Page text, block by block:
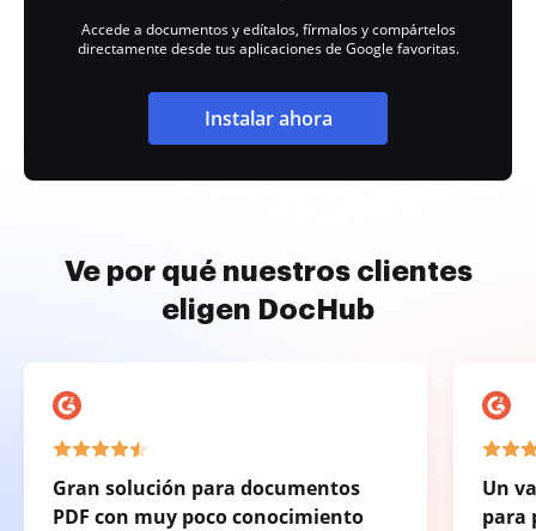
Accede a documentos y edítalos, fírmalos y compártelos
directamente desde tus aplicaciones de Google favoritas.
Instalar ahora
Ve por qué nuestros clientes
eligen DocHub
Gran solución para documentos
PDF con muy poco conocimiento
Un
para